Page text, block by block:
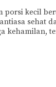
kecil
sehat
kehamilan,